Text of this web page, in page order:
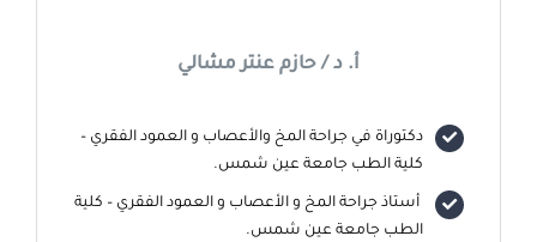
أ. د / حازم عنتر مشالي
دكتوراة في جراحة المخ والأعصاب و العمود الفقري –
كلية الطب جامعة عين شمس.
أستاذ جراحة المخ و الأعصاب و العمود الفقري – كلية
الطب جامعة عين شمس.